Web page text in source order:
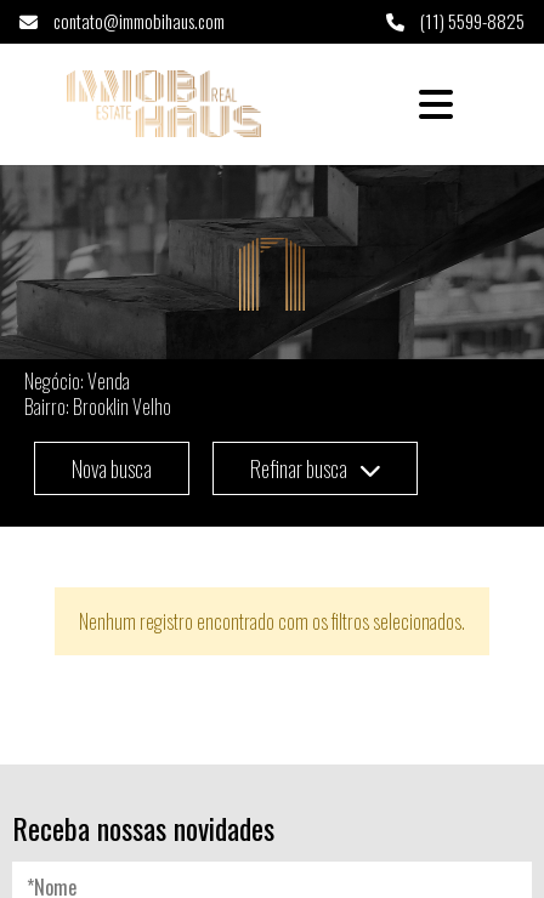
contato@immobihaus.com (11) 5599-8825
Imóveis à venda em Brooklin Velho - São
Negócio: Venda
Bairro: Brooklin Velho
Nova busca Refinar busca
Nenhum registro encontrado com os filtros selecionados.
Receba nossas novidades